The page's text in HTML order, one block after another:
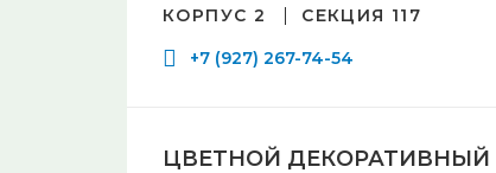
КОРПУС 2
СЕКЦИЯ 117
+7 (927) 267-74-54
ЦВЕТНОЙ ДЕКОРАТИВНЫЙ